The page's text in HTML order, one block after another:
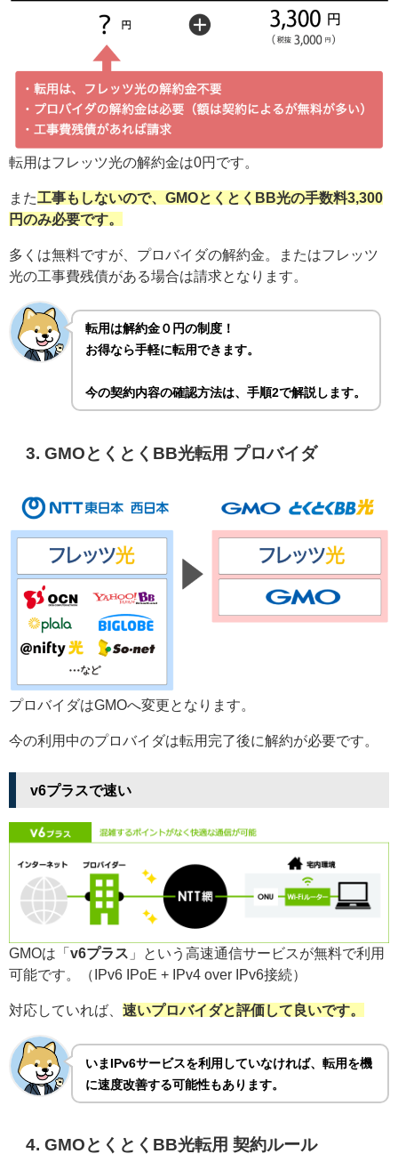
転用はフレッツ光の解約金は0円です。
また工事もしないので、GMOとくとくBB光の手数料3,300
円のみ必要です。
多くは無料ですが、プロバイダの解約金。またはフレッツ
光の工事費残債がある場合は請求となります。
転用は解約金０円の制度！
お得なら手軽に転用できます。
今の契約内容の確認方法は、手順2で解説します。
3. GMOとくとくBB光転用 プロバイダ
プロバイダはGMOへ変更となります。
今の利用中のプロバイダは転用完了後に解約が必要です。
v6プラスで速い
GMOは「 v6プラス 」という高速通信サービスが無料で利用
可能です。（IPv6 IPoE + IPv4 over IPv6接続）
対応していれば、 速いプロバイダと評価して良いです。
いまIPv6サービスを利用していなければ、転用を機
に速度改善する可能性もあります。
4. GMOとくとくBB光転用 契約ルール